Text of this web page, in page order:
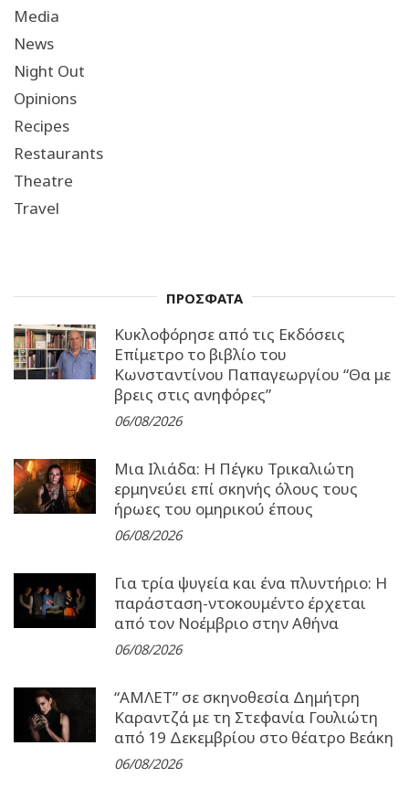
Media
News
Night Out
Opinions
Recipes
Restaurants
Theatre
Travel
ΠΡΟΣΦΑΤΑ
Κυκλοφόρησε από τις Εκδόσεις
Επίμετρο το βιβλίο του
Κωνσταντίνου Παπαγεωργίου “Θα με
βρεις στις ανηφόρες”
06/08/2026
Μια Ιλιάδα: H Πέγκυ Τρικαλιώτη
ερμηνεύει επί σκηνής όλους τους
ήρωες του ομηρικού έπους
06/08/2026
Για τρία ψυγεία και ένα πλυντήριο: Η
παράσταση-ντοκουμέντο έρχεται
από τον Νοέμβριο στην Αθήνα
06/08/2026
“ΑΜΛΕΤ” σε σκηνοθεσία Δημήτρη
Καραντζά με τη Στεφανία Γουλιώτη
από 19 Δεκεμβρίου στο θέατρο Βεάκη
06/08/2026